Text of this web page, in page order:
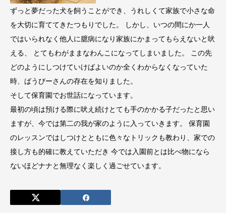
ずっと夢だった犬を飼うことができ、うれしくて家族で小さな命
を大切に育ててきたつもりでした。 しかし、いつの間にか一人
ではいられなく他人に臆病になり家族にかまってもらえないと吠
える、 とてもわがままなわんこになってしまいました。 この先
どのようにしつけていけばよいのか全くわからなくなっていた
時、ばうびーさんの存在を知りました。
そして保育園でお世話になっています。
最初の頃は預ける際に吠え続けとても手のかかる子だったと思い
ますが、今では第二の我が家のように入っていきます。 保育園
のレッスンではしつけとともに色々なトリックも教わり、家での
接し方も的確に教えていただき 今では入園前とは比べ物になら
ないほどナナと無理なく楽しく過ごせています。